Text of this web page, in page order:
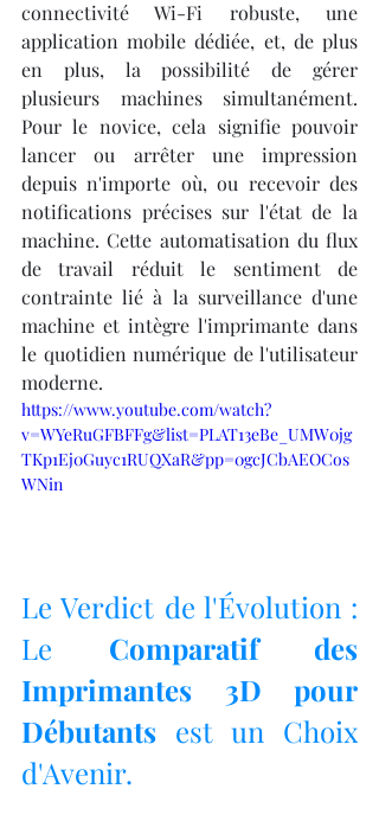
connectivité Wi-Fi robuste, une
application mobile dédiée, et, de plus
en plus, la possibilité de gérer
plusieurs machines simultanément.
Pour le novice, cela signifie pouvoir
lancer ou arrêter une impression
depuis n'importe où, ou recevoir des
notifications précises sur l'état de la
machine. Cette automatisation du flux
de travail réduit le sentiment de
contrainte lié à la surveillance d'une
machine et intègre l'imprimante dans
le quotidien numérique de l'utilisateur
moderne.
https://www.youtube.com/watch?
v=WYeRuGFBFFg&list=PLAT13eBe_UMW0jg
TKp1Ej0Guyc1RUQXaR&pp=0gcJCbAEOCos
WNin
Le Verdict de l'Évolution :
Le Comparatif des
Imprimantes 3D pour
Débutants est un Choix
d'Avenir.